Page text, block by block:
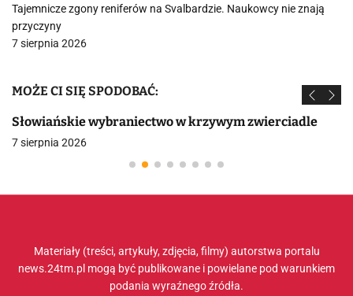
Tajemnicze zgony reniferów na Svalbardzie. Naukowcy nie znają
przyczyny
7 sierpnia 2026
MOŻE CI SIĘ SPODOBAĆ:
Słowiańskie wybraniectwo w krzywym zwierciadle
7 sierpnia 2026
Materiały (treści, artykuły, zdjęcia, filmy) autorstwa portalu
news.24tm.pl mogą być publikowane i powielane pod warunkiem
podania wyraźnego źródła.